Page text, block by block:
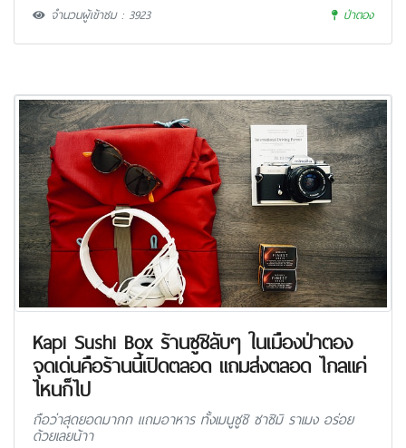
จำนวนผู้เข้าชม : 3923 ป่าตอง
Kapi Sushi Box ร้านซูชิลับๆ ในเมืองป่าตอง
จุดเด่นคือร้านนี้เปิดตลอด แถมส่งตลอด ไกลแค่
ไหนก็ไป
ถือว่าสุดยอดมากก แถมอาหาร ทั้งเมนูซูชิ ซาซิมิ ราเมง อร่อย
ด้วยเลยน้าา